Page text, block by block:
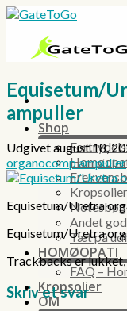
Skip
content
Shop
Andet
Tæt på
HOMØOPATI
FAQ –
Kropsolier
OM
Equisetum/
ampuller
Udgivetaugust 18,
organocomp ampuller
Equisetum/Uretra
Equisetum/Uretra
Trackbacks er
Skriv et svar